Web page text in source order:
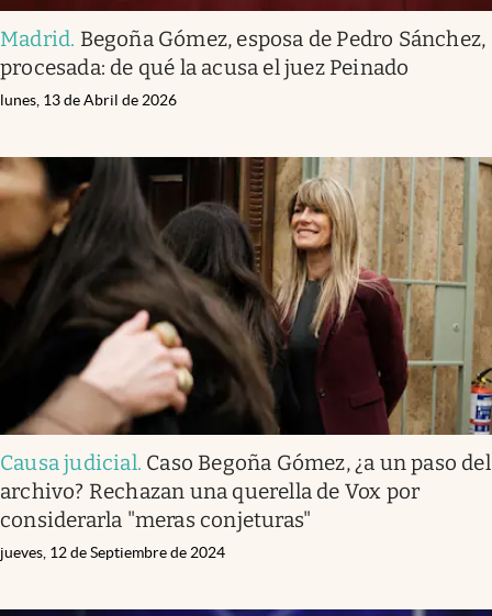
Madrid. Begoña Gómez, esposa de Pedro Sánchez,
procesada: de qué la acusa el juez Peinado
lunes, 13 de Abril de 2026
Causa judicial. Caso Begoña Gómez, ¿a un paso del
archivo? Rechazan una querella de Vox por
considerarla "meras conjeturas"
jueves, 12 de Septiembre de 2024